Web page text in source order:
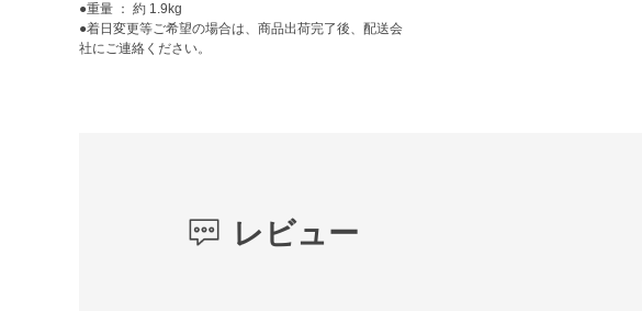
●重量 ： 約 1.9kg
●着日変更等ご希望の場合は、商品出荷完了後、配送会
社にご連絡ください。
レビュー